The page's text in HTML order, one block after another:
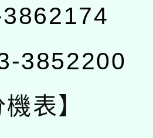
3852200
表】